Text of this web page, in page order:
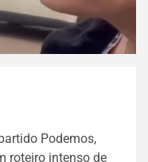
Podemos,
roteiro intenso de